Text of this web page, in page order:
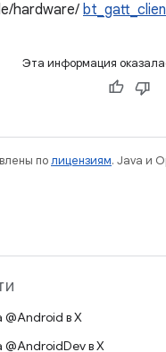
hardware/
Эта информация
полицензиям. Java и
в X
в X